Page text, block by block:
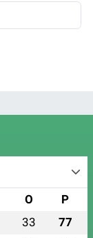
O P
33 77